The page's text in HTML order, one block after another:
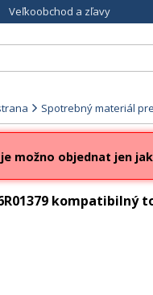
Veľkoobchod a zľavy
Spotrebný materiál
možno objednat jen
kompatibilný